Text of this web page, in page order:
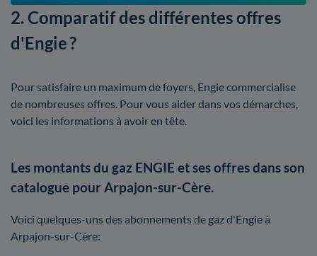
2. Comparatif des différentes offres
d'Engie ?
Pour satisfaire un maximum de foyers, Engie commercialise
de nombreuses offres. Pour vous aider dans vos démarches,
voici les informations à avoir en tête.
Les montants du gaz ENGIE et ses offres dans son
catalogue pour Arpajon-sur-Cère.
Voici quelques-uns des abonnements de gaz d'Engie à
Arpajon-sur-Cère: